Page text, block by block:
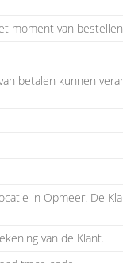
moment van
betalen kunnen
in Opmeer. De
van de Klant.